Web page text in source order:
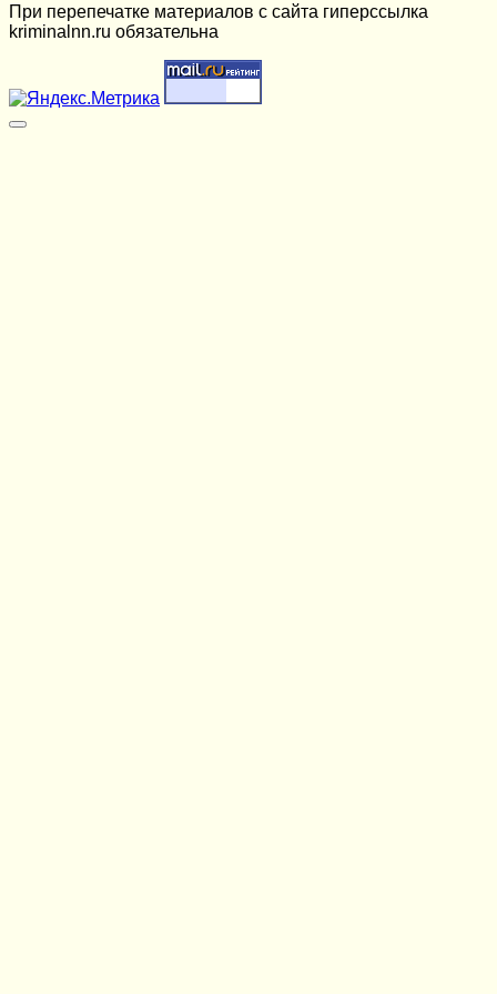
При перепечатке материалов c сайта гиперссылка
kriminalnn.ru обязательна